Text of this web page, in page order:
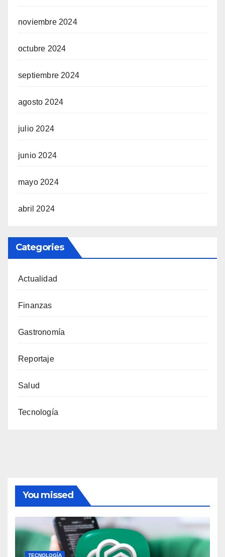
noviembre 2024
octubre 2024
septiembre 2024
agosto 2024
julio 2024
junio 2024
mayo 2024
abril 2024
Categories
Actualidad
Finanzas
Gastronomía
Reportaje
Salud
Tecnología
You missed
TECNOLOGÍA